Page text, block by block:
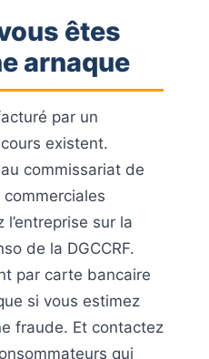
êtes
arnaque
par un
existent.
commissariat de
sur la
de la DGCCRF.
par carte bancaire
si vous estimez
fraude. Et contactez
qui